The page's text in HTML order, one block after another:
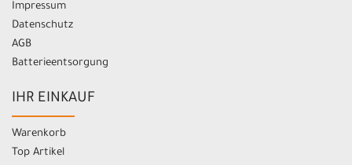
Impressum
Datenschutz
AGB
Batterieentsorgung
IHR EINKAUF
Warenkorb
Top Artikel